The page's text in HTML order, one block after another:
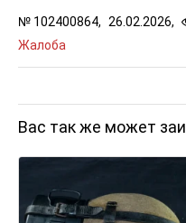
№ 102400864, 26.02.2026,
Жалоба
Вас так же может